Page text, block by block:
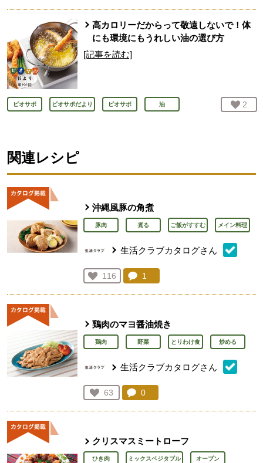
高カロリーだからって敬遠しないで！体
にも環境にもうれしい油の選び方
[記事を読む]
ビオサポ ビオサポだより ビオサポ 油 お気
2
関連レシピ
沖縄風豚の角煮
豚肉 煮る ご飯がすすむ メイン料理
生活クラブカタログさん
お気に入り登録：
116
人が登録
コメント：
1
鶏肉のマヨ醤油焼き
鶏肉 野菜 とりわけ食 炒める
生活クラブカタログさん
お気に入り登録：
63
人が登録
コメント：
0
クリスマスミートローフ
ひき肉 ミックスベジタブル オーブン